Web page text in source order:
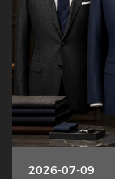
2026-07-09